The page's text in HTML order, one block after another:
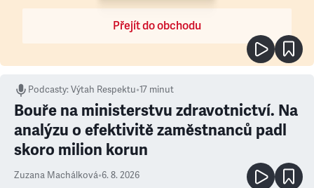
Přejít do obchodu
Podcasty:Výtah Respektu•17 minut
Bouře na ministerstvu zdravotnictví. Na
analýzu o efektivitě zaměstnanců padl
skoro milion korun
Zuzana Machálková•6. 8. 2026